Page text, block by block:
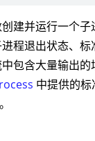
建并运行一个
程退出状态、
包含大量输出的
中提供的